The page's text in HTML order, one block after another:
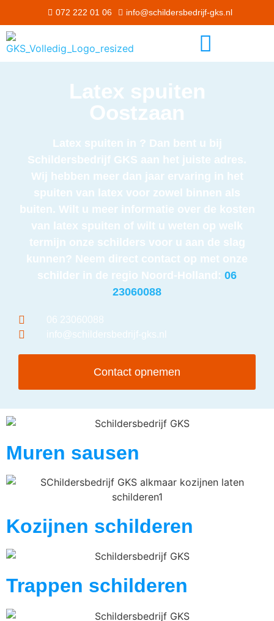
072 222 01 06 info@schildersbedrijf-gks.nl
Latex spuiten
Oostzaan
Latex spuiten in ? Dan bent u bij
Schildersbedrijf GKS aan het juiste adres.
Wij hebben meer dan jaar ervaring in het
spuiten van latex voor zowel binnen als
buiten. Wilt u meer informatie over de kosten
van latex spuiten of wilt u weten op welk
termijn onze schilders voor u aan de slag
kunnen? Neem direct contact op met onze
schilder in de regio Noord-Holland: 06
23060088
06 23060088
info@schildersbedrijf-gks.nl
Contact opnemen
Muren sausen
Kozijnen schilderen
Trappen schilderen